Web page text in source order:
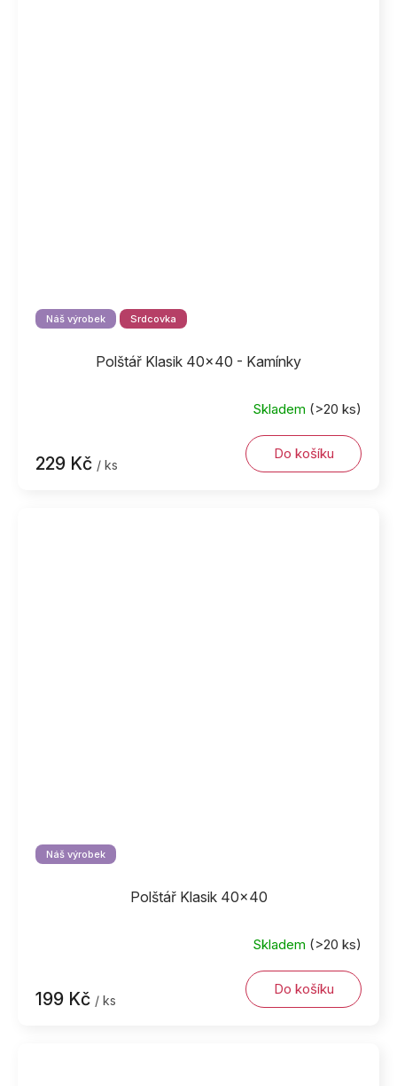
Náš výrobek Srdcovka
Polštář Klasik 40x40 - Kamínky
Skladem (>20 ks)
229 Kč / ks
Do košíku
Náš výrobek
Polštář Klasik 40x40
Skladem (>20 ks)
199 Kč / ks
Do košíku